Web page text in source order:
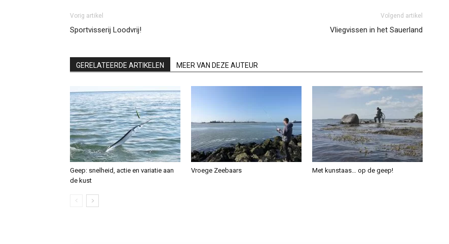
Vorig artikel
Sportvisserij Loodvrij!
Volgend artikel
Vliegvissen in het Sauerland
GERELATEERDE ARTIKELEN MEER VAN DEZE AUTEUR
Geep: snelheid, actie en variatie aan
de kust
Vroege Zeebaars Met kunstaas… op de geep!